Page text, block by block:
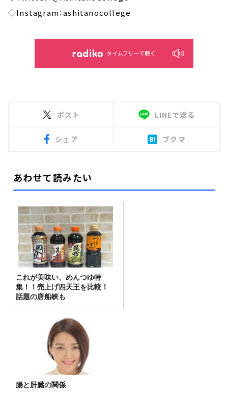
◇Instagram：ashitanocollege
タイムフリーで聴く
ポスト LINEで送る
シェア ブクマ
あわせて読みたい
これが美味い、めんつゆ特
集！！売上げ四天王を比較！
話題の唐船峡も
腸と肝臓の関係